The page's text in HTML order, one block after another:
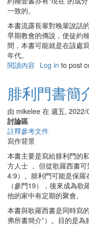
一致的。
本書流露長輩對晚輩說話
早期教會的傳說，使徒約
間，本書可能就是在該處
年代。
閱讀內容 有
約
翰
書
介
Log in to post
腓利門書簡
由 mikelee 在 週五, 2022/
討論區
註釋參考文件
寫作背景
本書主要是寫給腓利門的
方人士 ， 但從歌羅西書
4:9）。腓利門可能是保
（參門19），後來成為
他的家中有定期的聚會。
本書與歌羅西書是同時寫
弗所書簡介”）。目的是